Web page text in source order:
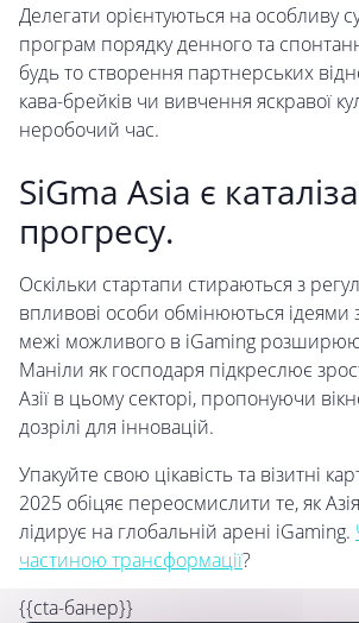
Делегати орієнтуються на особливу
програм порядку денного та
будь то створення партнерських
кава-брейків чи вивчення яскравої
неробочий час.
SiGma Asia є
прогресу.
Оскільки стартапи стираються з
впливові особи обмінюються ідеями
межі можливого в iGaming
Маніли як господаря підкреслює
Азії в цьому секторі, пропонуючи
дозрілі для інновацій.
Упакуйте свою цікавість та візитні
2025 обіцяє переосмислити те, як
лідирує на глобальній арені iGaming.
частиною трансформації?
{{cta-банер}}